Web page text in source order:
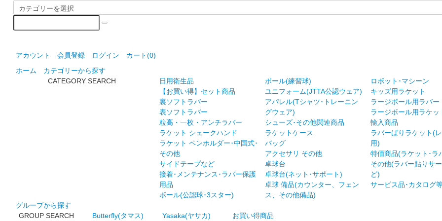
アカウント 会員登録 ログイン カート(0)
ホーム
カテゴリーから探す
CATEGORY SEARCH
日用衛生品
【お買い得】セット商品
裏ソフトラバー
表ソフトラバー
粒高・一枚・アンチラバー
ラケット シェークハンド
ラケット ペンホルダー･中国式･
その他
サイドテープなど
接着･メンテナンス･ラバー保護
用品
ボール(公認球･3スター)
ボール(練習球)
ユニフォーム(JTTA公認ウェア)
アパレル(Tシャツ･トレーニン
グウェア)
シューズ･その他関連商品
ラケットケース
バッグ
アクセサリ その他
卓球台
卓球台(ネット･サポート)
卓球 備品(カウンター、フェン
ス、その他備品)
ロボット･マシーン
キッズ用ラケット
ラージボール用ラバー
ラージボール用ラケッ
輸入商品
ラバーばりラケット(
用)
特価商品(ラケット･ラ
その他(ラバー貼りサ
ど)
サービス品･カタログ
グループから探す
GROUP SEARCH
Butterfly(タマス)
Yasaka(ヤサカ)
お買い得商品